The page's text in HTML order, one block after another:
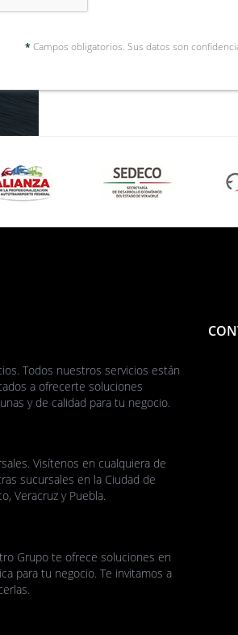
* Campos obligatorios. Sus datos son
Todos nuestros servicios están
a ofrecerte soluciones
y de calidad para tu negocio.
Visítenos en cualquiera de
sucursales en la Ciudad de
Veracruz y Puebla.
Grupo te ofrece soluciones en
para tu negocio. Te invitamos a